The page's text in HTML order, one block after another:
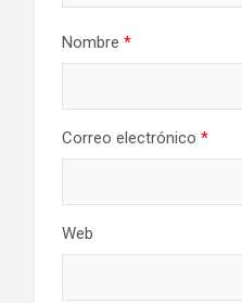
Nombre *
Correo electrónico *
Web